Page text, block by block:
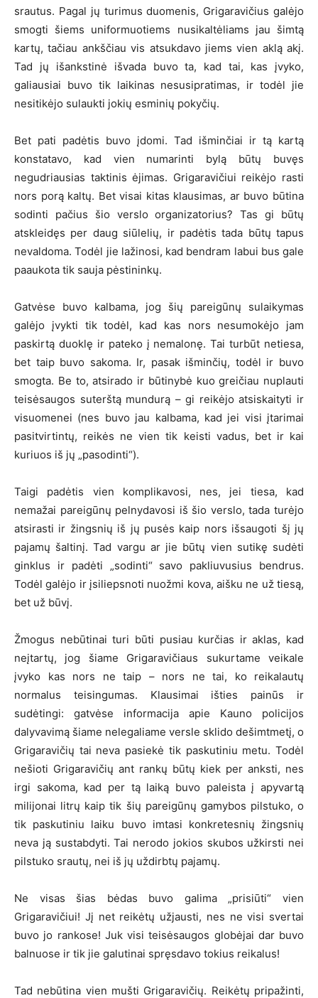
srautus. Pagal jų turimus duomenis, Grigaravičius galėjo
smogti šiems uniformuotiems nusikaltėliams jau šimtą
kartų, tačiau ankščiau vis atsukdavo jiems vien aklą akį.
Tad jų išankstinė išvada buvo ta, kad tai, kas įvyko,
galiausiai buvo tik laikinas nesusipratimas, ir todėl jie
nesitikėjo sulaukti jokių esminių pokyčių.
Bet pati padėtis buvo įdomi. Tad išminčiai ir tą kartą
konstatavo, kad vien numarinti bylą būtų buvęs
negudriausias taktinis ėjimas. Grigaravičiui reikėjo rasti
nors porą kaltų. Bet visai kitas klausimas, ar buvo būtina
sodinti pačius šio verslo organizatorius? Tas gi būtų
atskleidęs per daug siūlelių, ir padėtis tada būtų tapus
nevaldoma. Todėl jie lažinosi, kad bendram labui bus gale
paaukota tik sauja pėstininkų.
Gatvėse buvo kalbama, jog šių pareigūnų sulaikymas
galėjo įvykti tik todėl, kad kas nors nesumokėjo jam
paskirtą duoklę ir pateko į nemalonę. Tai turbūt netiesa,
bet taip buvo sakoma. Ir, pasak išminčių, todėl ir buvo
smogta. Be to, atsirado ir būtinybė kuo greičiau nuplauti
teisėsaugos suterštą mundurą – gi reikėjo atsiskaityti ir
visuomenei (nes buvo jau kalbama, kad jei visi įtarimai
pasitvirtintų, reikės ne vien tik keisti vadus, bet ir kai
kuriuos iš jų „pasodinti“).
Taigi padėtis vien komplikavosi, nes, jei tiesa, kad
nemažai pareigūnų pelnydavosi iš šio verslo, tada turėjo
atsirasti ir žingsnių iš jų pusės kaip nors išsaugoti šį jų
pajamų šaltinį. Tad vargu ar jie būtų vien sutikę sudėti
ginklus ir padėti „sodinti“ savo pakliuvusius bendrus.
Todėl galėjo ir įsiliepsnoti nuožmi kova, aišku ne už tiesą,
bet už būvį.
Žmogus nebūtinai turi būti pusiau kurčias ir aklas, kad
neįtartų, jog šiame Grigaravičiaus sukurtame veikale
įvyko kas nors ne taip – nors ne tai, ko reikalautų
normalus teisingumas. Klausimai išties painūs ir
sudėtingi: gatvėse informacija apie Kauno policijos
dalyvavimą šiame nelegaliame versle sklido dešimtmetį, o
Grigaravičių tai neva pasiekė tik paskutiniu metu. Todėl
nešioti Grigaravičių ant rankų būtų kiek per anksti, nes
irgi sakoma, kad per tą laiką buvo paleista į apyvartą
milijonai litrų kaip tik šių pareigūnų gamybos pilstuko, o
tik paskutiniu laiku buvo imtasi konkretesnių žingsnių
neva ją sustabdyti. Tai nerodo jokios skubos užkirsti nei
pilstuko srautų, nei iš jų uždirbtų pajamų.
Ne visas šias bėdas buvo galima „prisiūti“ vien
Grigaravičiui! Jį net reikėtų užjausti, nes ne visi svertai
buvo jo rankose! Juk visi teisėsaugos globėjai dar buvo
balnuose ir tik jie galutinai spręsdavo tokius reikalus!
Tad nebūtina vien mušti Grigaravičių. Reikėtų pripažinti,